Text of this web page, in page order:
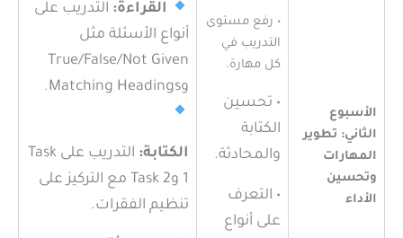
الأسبوع
الثاني: تطوير
المهارات
وتحسين
الأداء
• رفع مستوى
التدريب في
كل مهارة.
• تحسين
الكتابة
والمحادثة.
• التعرف
على أنواع
القراءة: التدريب على
أنواع الأسئلة مثل
True/False/Not Given
وMatching Headings.
الكتابة:
التدريب على Task
1 وTask 2 مع التركيز على
تنظيم الفقرات.